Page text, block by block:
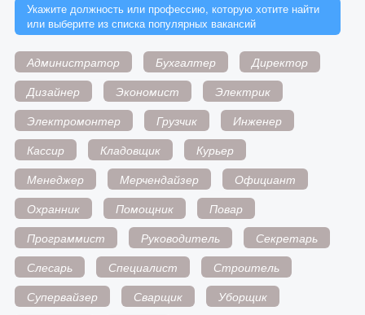
Укажите должность или профессию, которую хотите найти
или выберите из списка популярных вакансий
Администратор Бухгалтер
Директор
Дизайнер
Экономист
Электрик
Электромонтер
Грузчик
Инженер
Кассир
Кладовщик
Курьер
Менеджер
Мерчендайзер
Официант
Охранник
Помощник
Повар
Программист
Руководитель
Секретарь
Слесарь
Специалист
Строитель
Супервайзер
Сварщик
Уборщик